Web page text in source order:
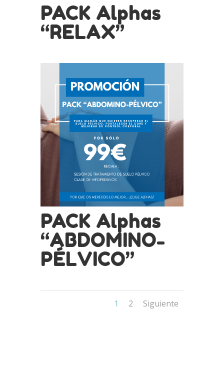
PACK Alphas
“RELAX”
PACK Alphas
“ABDOMINO-
PÉLVICO”
1 2 Siguiente